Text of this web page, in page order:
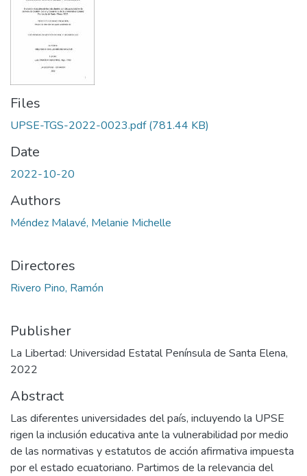
Files
UPSE-TGS-2022-0023.pdf(781.44 KB)
Date
2022-10-20
Authors
Méndez Malavé, Melanie Michelle
Directores
Rivero Pino, Ramón
Publisher
La Libertad: Universidad Estatal Península de Santa Elena,
2022
Abstract
Las diferentes universidades del país, incluyendo la UPSE
rigen la inclusión educativa ante la vulnerabilidad por medio
de las normativas y estatutos de acción afirmativa impuesta
por el estado ecuatoriano. Partimos de la relevancia del